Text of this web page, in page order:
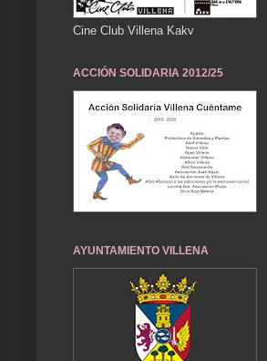
Cine Club Villena Kakv
ACCIÓN SOLIDARIA 2012/25
AYUNTAMIENTO VILLENA